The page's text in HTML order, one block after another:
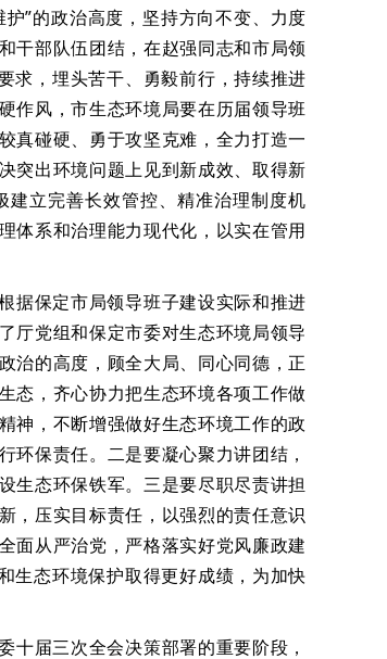
”的政治高度，坚持方向不变、力度
干部队伍团结，在赵强同志和市局领
求，埋头苦干、勇毅前行，持续推进
作风，市生态环境局要在历届领导班
真碰硬、勇于攻坚克难，全力打造一
突出环境问题上见到新成效、取得新
立完善长效管控、精准治理制度机
体系和治理能力现代化，以实在管用
据保定市局领导班子建设实际和推进
厅党组和保定市委对生态环境局领导
治的高度，顾全大局、同心同德，正
态，齐心协力把生态环境各项工作做
神，不断增强做好生态环境工作的政
保责任。二是要凝心聚力讲团结，
生态环保铁军。三是要尽职尽责讲担
，压实目标责任，以强烈的责任意识
面从严治党，严格落实好党风廉政建
生态环境保护取得更好成绩，为加快
届三次全会决策部署的重要阶段，